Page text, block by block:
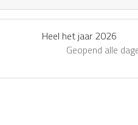
Heel het jaar 2026
Geopend alle